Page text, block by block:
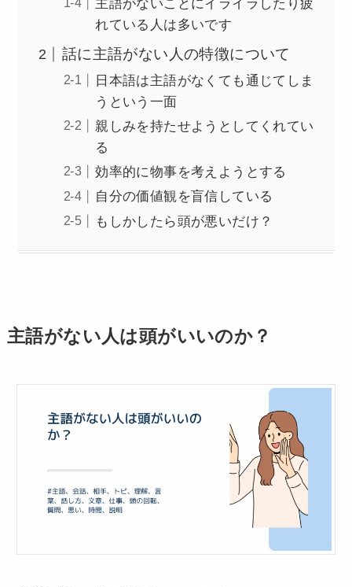
主語がないことにイライラしたり疲
れている人は多いです
話に主語がない人の特徴について
日本語は主語がなくても通じてしま
うという一面
親しみを持たせようとしてくれてい
る
効率的に物事を考えようとする
自分の価値観を盲信している
もしかしたら頭が悪いだけ？
主語がない人は頭がいいのか？